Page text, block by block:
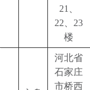
21、
22、23
楼
河北省
石家庄
市桥西